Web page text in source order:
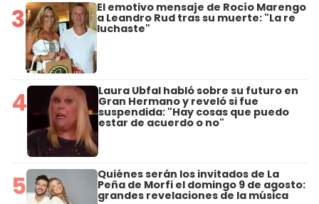
3 El emotivo mensaje de Rocío Marengo
a Leandro Rud tras su muerte: "La re
luchaste"
4 Laura Ubfal habló sobre su futuro en
Gran Hermano y reveló si fue
suspendida: "Hay cosas que puedo
estar de acuerdo o no"
5 Quiénes serán los invitados de La
Peña de Morfi el domingo 9 de agosto:
grandes revelaciones de la música